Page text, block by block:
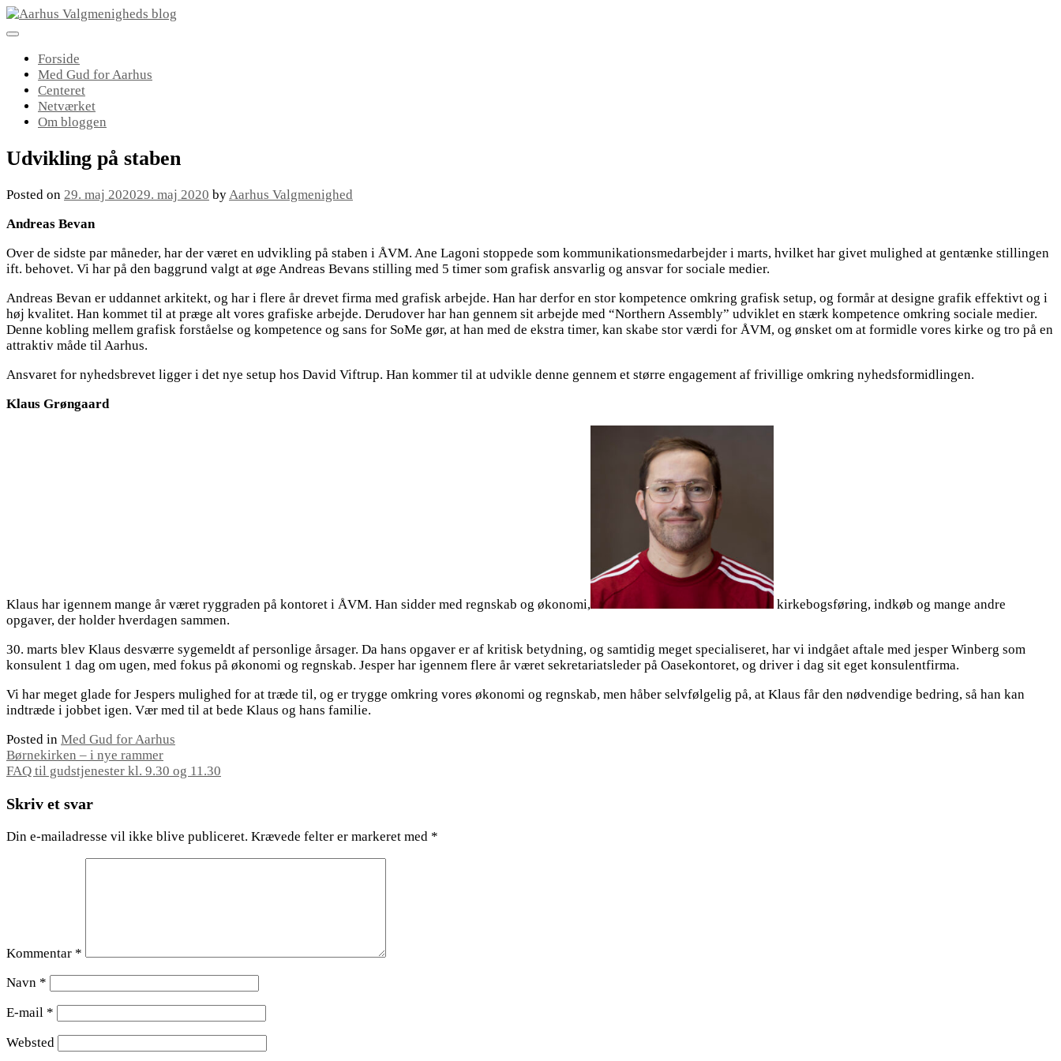
Skip
to
Forside
Med Gud for Aarhus
Centeret
Netværket
Om bloggen
Udvikling på staben
Posted on 29. maj 202029. maj 2020 byAarhus Valgmenighed
Andreas Bevan
Over de sidste par måneder, har der været en udvikling på staben i ÅVM. Ane Lagoni stoppede som kommunikationsmedarbejder i marts, hvilket har givet mulighed at gentænke stillingen
ift. behovet. Vi har på den baggrund valgt at øge Andreas Bevans stilling med 5 timer som grafisk ansvarlig og ansvar for sociale medier.
Andreas Bevan er uddannet arkitekt, og har i flere år drevet firma med grafisk arbejde. Han har derfor en stor kompetence omkring grafisk setup, og formår at designe grafik effektivt og i
høj kvalitet. Han kommet til at præge alt vores grafiske arbejde. Derudover har han gennem sit arbejde med “Northern Assembly” udviklet en stærk kompetence omkring sociale medier.
Denne kobling mellem grafisk forståelse og kompetence og sans for SoMe gør, at han med de ekstra timer, kan skabe stor værdi for ÅVM, og ønsket om at formidle vores kirke og tro på en
attraktiv måde til Aarhus.
Ansvaret for nyhedsbrevet ligger i det nye setup hos David Viftrup. Han kommer til at udvikle denne gennem et større engagement af frivillige omkring nyhedsformidlingen.
Klaus Grøngaard
Klaus har igennem mange år været ryggraden på kontoret i ÅVM. Han sidder med regnskab og økonomi,
kirkebogsføring, indkøb og mange andre
opgaver, der holder hverdagen sammen.
30. marts blev Klaus desværre sygemeldt af personlige årsager. Da hans opgaver er af kritisk betydning, og samtidig meget specialiseret, har vi indgået aftale med jesper Winberg som
konsulent 1 dag om ugen, med fokus på økonomi og regnskab. Jesper har igennem flere år været sekretariatsleder på Oasekontoret, og driver i dag sit eget konsulentfirma.
Vi har meget glade for Jespers mulighed for at træde til, og er trygge omkring vores økonomi og regnskab, men håber selvfølgelig på, at Klaus får den nødvendige bedring, så han kan
indtræde i jobbet igen. Vær med til at bede Klaus og hans familie.
Posted in Med Gud for Aarhus
Indlægsnavigation
Børnekirken – i nye rammer
FAQ til gudstjenester kl. 9.30 og 11.30
Skriv et svar
Din e-mailadresse vil ikke blive publiceret. Krævede felter er markeret med *
Kommentar *
Navn *
E-mail *
Websted